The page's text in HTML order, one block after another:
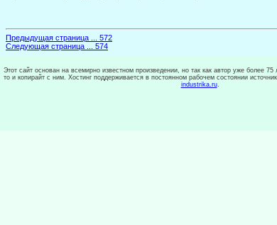
Предыдущая страница ... 572
Следующая страница ... 574
Этот сайт основан на всемирно известном произведении, но так как автор уже более 75
то и копирайт с ним. Хостинг поддерживается в постоянном рабочем состоянии
industrika.ru.